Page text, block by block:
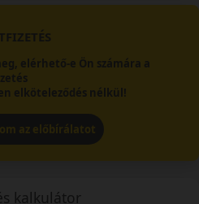
elérhető-e Ön számára a
elköteleződés nélkül!
az előbírálatot
kalkulátor